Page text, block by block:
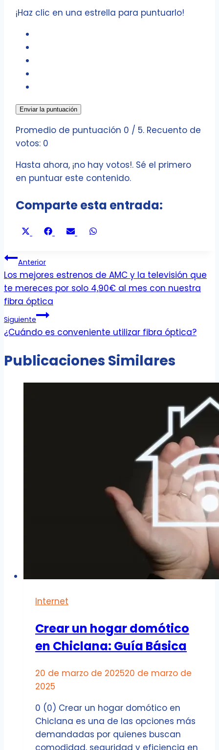
¡Haz clic en una estrella para puntuarlo!
Enviar la puntuación
Promedio de puntuación 0 / 5. Recuento de
votos: 0
Hasta ahora, ¡no hay votos!. Sé el primero
en puntuar este contenido.
Comparte esta entrada:
CompartirCompartir
FacebookCompartir
Email
Navegación
de
entradas
Anterior
Los mejores estrenos de AMC y la televisión que
te mereces por solo 4,90€ al mes con nuestra
fibra óptica
Siguiente
¿Cuándo es conveniente utilizar fibra óptica?
Publicaciones Similares
Internet
Crear un hogar domótico
en Chiclana: Guía Básica
20 de marzo de 202520 de marzo de
2025
0 (0) Crear un hogar domótico en
Chiclana es una de las opciones más
demandadas por quienes buscan
comodidad, seguridad y eficiencia en